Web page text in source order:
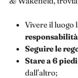
Vivere il luogo
responsabilità
Seguire le
Stare a 6
dall’altro;